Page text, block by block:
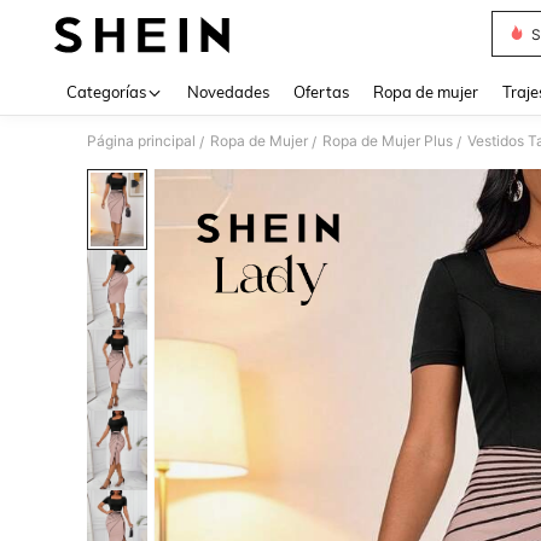
Categorías Novedades Ofertas Ropa de mujer
Página principal / Ropa de Mujer / Ropa de Mujer Plus / Vestidos